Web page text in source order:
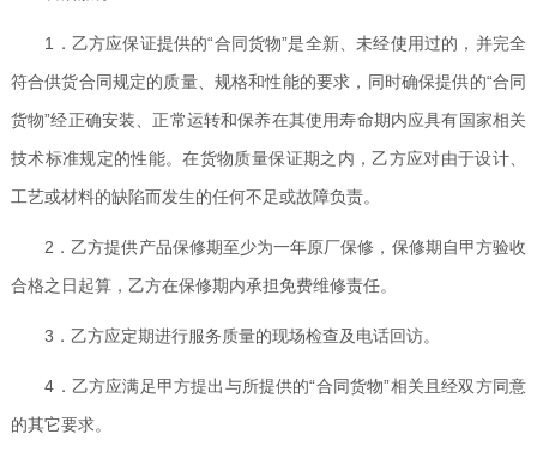
1．乙方应保证提供的“合同货物”是全新、未经使用过的，并完全
符合供货合同规定的质量、规格和性能的要求，同时确保提供的“合同
货物”经正确安装、正常运转和保养在其使用寿命期内应具有国家相关
技术标准规定的性能。在货物质量保证期之内，乙方应对由于设计、
工艺或材料的缺陷而发生的任何不足或故障负责。
2．乙方提供产品保修期至少为一年原厂保修，保修期自甲方验收
合格之日起算，乙方在保修期内承担免费维修责任。
3．乙方应定期进行服务质量的现场检查及电话回访。
4．乙方应满足甲方提出与所提供的“合同货物”相关且经双方同意
的其它要求。